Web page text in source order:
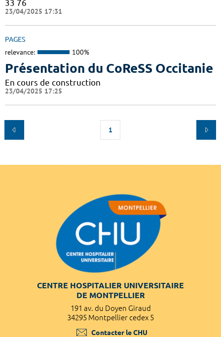
33 76
23/04/2025 17:31
PAGES
relevance: 100%
Présentation du CoReSS Occitanie
En cours de construction
23/04/2025 17:25
1
CENTRE HOSPITALIER UNIVERSITAIRE
DE MONTPELLIER
191 av. du Doyen Giraud
34295 Montpellier cedex 5
Contacter le CHU